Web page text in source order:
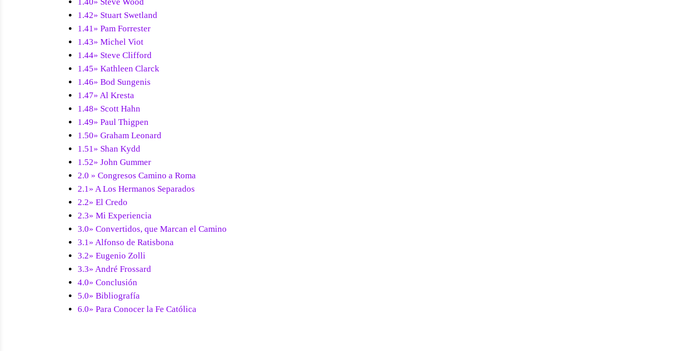
1.40» Steve Wood
1.42» Stuart Swetland
1.41» Pam Forrester
1.43» Michel Viot
1.44» Steve Clifford
1.45» Kathleen Clarck
1.46» Bod Sungenis
1.47» Al Kresta
1.48» Scott Hahn
1.49» Paul Thigpen
1.50» Graham Leonard
1.51» Shan Kydd
1.52» John Gummer
2.0 » Congresos Camino a Roma
2.1» A Los Hermanos Separados
2.2» El Credo
2.3» Mi Experiencia
3.0» Convertidos, que Marcan el Camino
3.1» Alfonso de Ratisbona
3.2» Eugenio Zolli
3.3» André Frossard
4.0» Conclusión
5.0» Bibliografía
6.0» Para Conocer la Fe Católica